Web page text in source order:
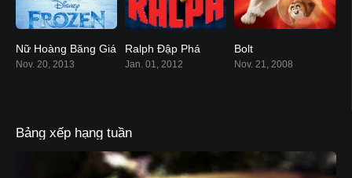
7.4
Nữ Hoàng Băng Giá
Nov. 20, 2013
Ralph Đập Phá
Jan. 01, 2012
Bolt
Nov. 21, 2008
Bảng xếp hạng tuần